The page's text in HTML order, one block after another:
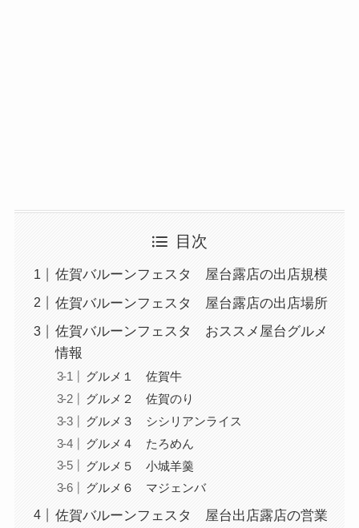
目次
佐賀バルーンフェスタ 屋台露店の出店規模
佐賀バルーンフェスタ 屋台露店の出店場所
佐賀バルーンフェスタ おススメ屋台グルメ
情報
グルメ１ 佐賀牛
グルメ２ 佐賀のり
グルメ３ シシリアンライス
グルメ４ たろめん
グルメ５ 小城羊羹
グルメ６ マジェンバ
佐賀バルーンフェスタ 屋台出店露店の営業